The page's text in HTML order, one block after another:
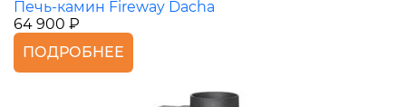
Печь-камин Fireway Dacha
64 900 ₽
ПОДРОБНЕЕ